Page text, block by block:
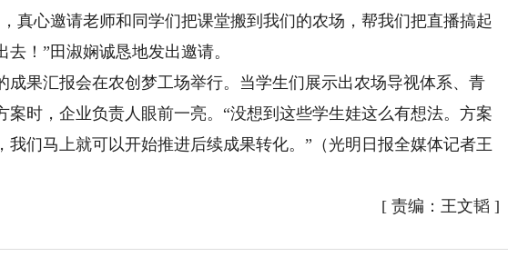
真心邀请老师和同学们把课堂搬到我们的农场，帮我们把直播搞起
！”田淑娴诚恳地发出邀请。
果汇报会在农创梦工场举行。当学生们展示出农场导视体系、青
案时，企业负责人眼前一亮。“没想到这些学生娃这么有想法。方案
我们马上就可以开始推进后续成果转化。”（光明日报全媒体记者王
[ 责编：王文韬 ]